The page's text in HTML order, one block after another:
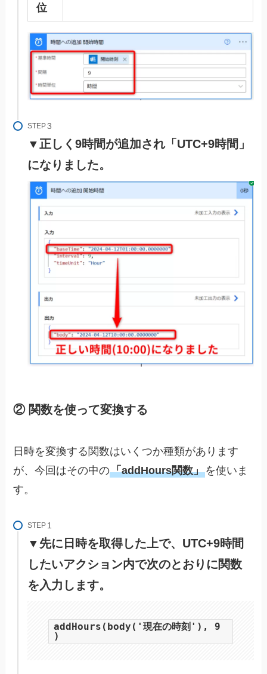
位
STEP
▼正しく9時間が追加され「UTC+9時間」
になりました。
② 関数を使って変換する
日時を変換する関数はいくつか種類があります
が、今回はその中の「addHours関数」を使いま
す。
STEP
▼先に日時を取得した上で、UTC+9時間
したいアクション内で次のとおりに関数
を入力します。
addHours(body('現在の時刻'), 9
)